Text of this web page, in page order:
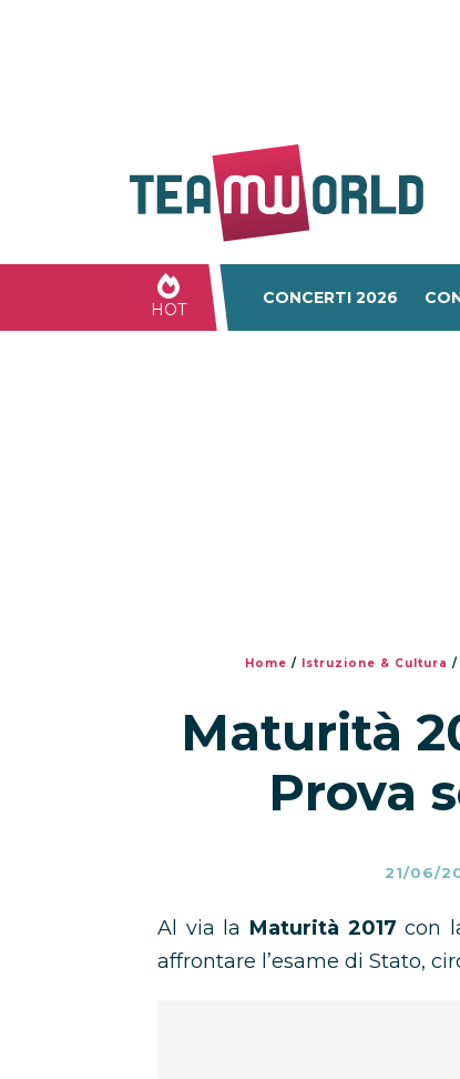
HOT
CONCERTI 2026
Home / Istruzione & Cultura /
Maturità
Prova
21/06/
Al via la Maturità 2017 con
affrontare l’esame di Stato,